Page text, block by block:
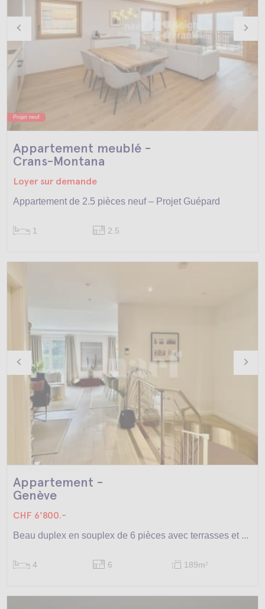
Projet neuf
Appartement meublé -
Crans-Montana
Loyer sur demande
Appartement de 2.5 pièces neuf – Projet Guépard
1 2.5
Appartement -
Genève
CHF 6'800.-
Beau duplex en souplex de 6 pièces avec terrasses et ...
4 6 189m2